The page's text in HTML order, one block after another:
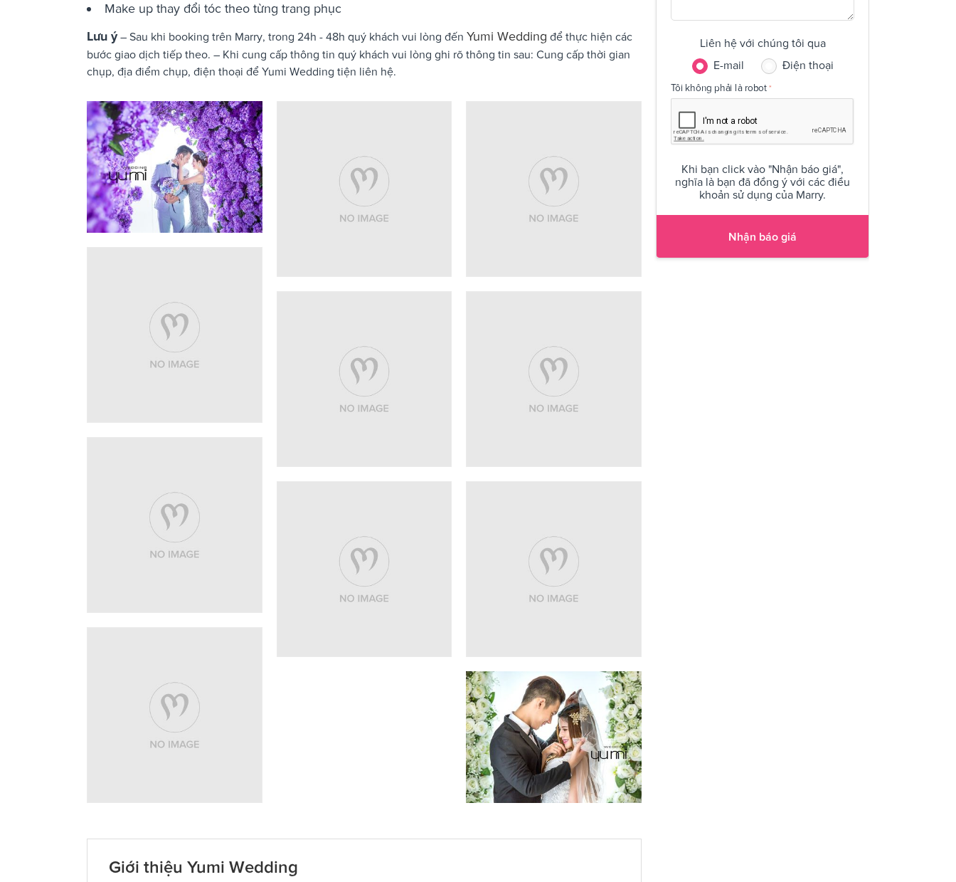
Make up thay đổi tóc theo từng trang phục
Lưu ý– Sau khi booking trên Marry, trong 24h - 48h quý khách vui lòng đến Yumi Wedding để thực hiện các
bước giao dịch tiếp theo. – Khi cung cấp thông tin quý khách vui lòng ghi rõ thông tin sau: Cung cấp thời gian
chụp, địa điểm chụp, điện thoại để Yumi Wedding tiện liên hệ.
Giới thiệu Yumi Wedding
Liên hệ với chúng tôi qua
E-mail
Điện thoại
Tôi không phải là robot
Khi bạn click vào "Nhận báo giá",
nghĩa là bạn đã đồng ý với các điều
khoản sử dụng của Marry.
Nhận báo giá